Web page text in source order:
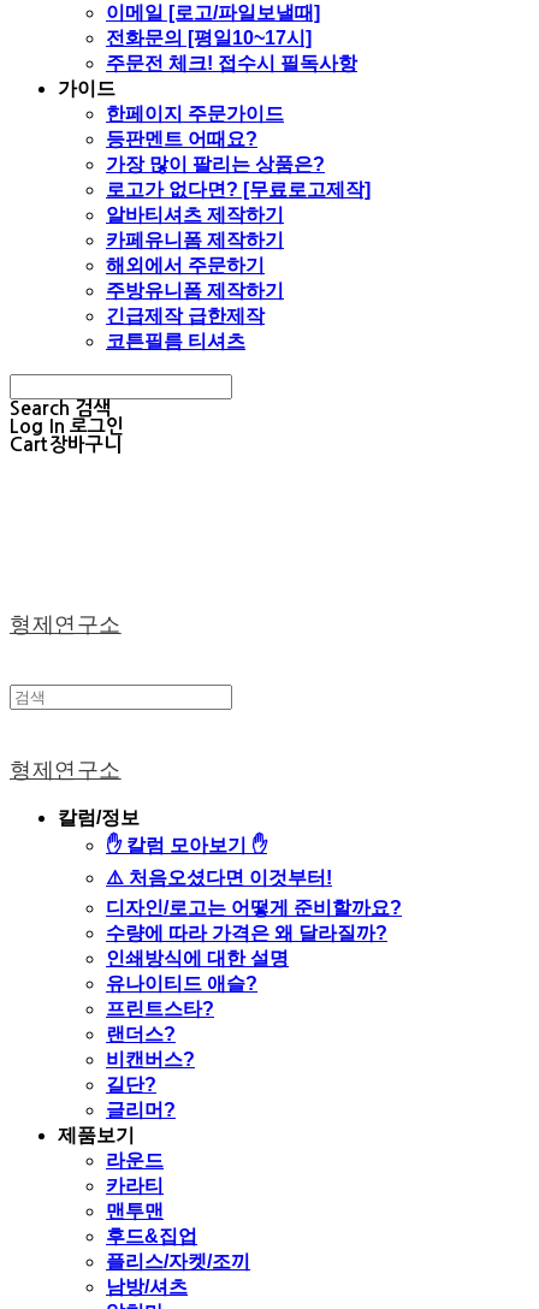
이메일 [로고/파일보낼때]
전화문의 [평일10~17시]
주문전 체크! 접수시 필독사항
가이드
한페이지 주문가이드
등판멘트 어때요?
가장 많이 팔리는 상품은?
로고가 없다면? [무료로고제작]
알바티셔츠 제작하기
카페유니폼 제작하기
해외에서 주문하기
주방유니폼 제작하기
긴급제작 급한제작
코튼필름 티셔츠
Search 검색
Log In 로그인
Cart장바구니
형제연구소
형제연구소
칼럼/정보
✋ 칼럼 모아보기 ✋
⚠️ 처음오셨다면 이것부터!
디자인/로고는 어떻게 준비할까요?
수량에 따라 가격은 왜 달라질까?
인쇄방식에 대한 설명
유나이티드 애슬?
프린트스타?
랜더스?
비캔버스?
길단?
글리머?
제품보기
라운드
카라티
맨투맨
후드&집업
플리스/자켓/조끼
남방/셔츠